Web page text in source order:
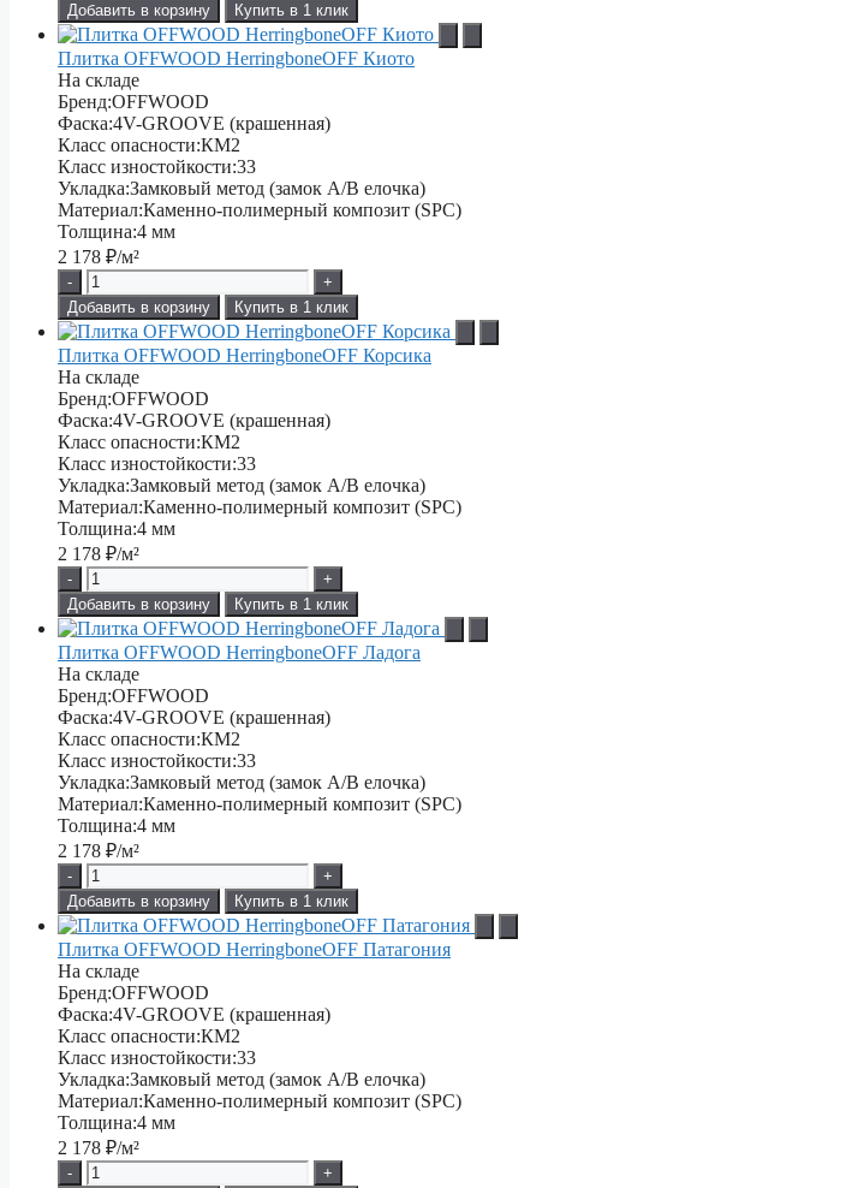
Добавить в корзину
Купить в 1 клик
Плитка OFFWOOD HerringboneOFF Киото
На складе
Бренд:OFFWOOD
Фаска:4V-GROOVE (крашенная)
Класс опасности:КМ2
Класс изностойкости:33
Укладка:Замковый метод (замок А/В елочка)
Материал:Каменно-полимерный композит (SPC)
Толщина:4 мм
2 178 ₽/м²
-
+
Добавить в корзину
Купить в 1 клик
Плитка OFFWOOD HerringboneOFF Корсика
На складе
Бренд:OFFWOOD
Фаска:4V-GROOVE (крашенная)
Класс опасности:КМ2
Класс изностойкости:33
Укладка:Замковый метод (замок А/В елочка)
Материал:Каменно-полимерный композит (SPC)
Толщина:4 мм
2 178 ₽/м²
-
+
Добавить в корзину
Купить в 1 клик
Плитка OFFWOOD HerringboneOFF Ладога
На складе
Бренд:OFFWOOD
Фаска:4V-GROOVE (крашенная)
Класс опасности:КМ2
Класс изностойкости:33
Укладка:Замковый метод (замок А/В елочка)
Материал:Каменно-полимерный композит (SPC)
Толщина:4 мм
2 178 ₽/м²
-
+
Добавить в корзину
Купить в 1 клик
Плитка OFFWOOD HerringboneOFF Патагония
На складе
Бренд:OFFWOOD
Фаска:4V-GROOVE (крашенная)
Класс опасности:КМ2
Класс изностойкости:33
Укладка:Замковый метод (замок А/В елочка)
Материал:Каменно-полимерный композит (SPC)
Толщина:4 мм
2 178 ₽/м²
-
+